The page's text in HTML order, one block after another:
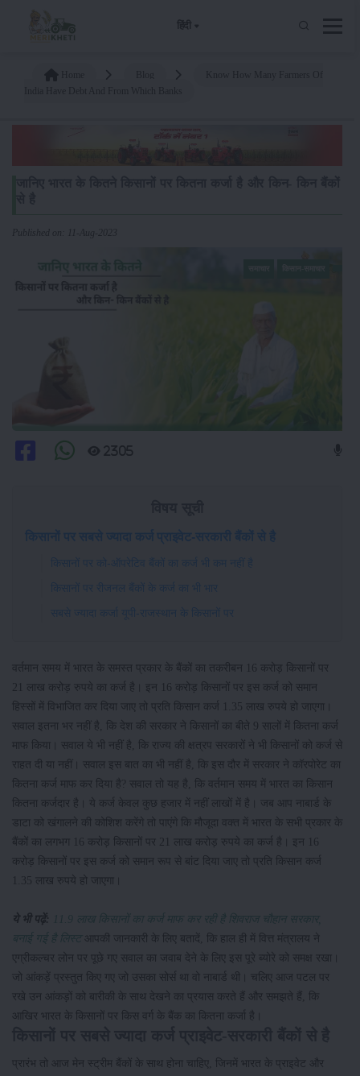
हिंदी
Published on: 11-Aug-2023
2305
किसानों पर सबसे ज्यादा कर्ज प्राइवेट-सरकारी बैंकों से है
किसानों पर को-ऑपरेटिव बैंकों का कर्ज भी कम नहीं है
किसानों पर रीजनल बैंकों के कर्ज का भी भार
सबसे ज्यादा कर्जा यूपी-राजस्थान के किसानों पर
वर्तमान समय में भारत के समस्त प्रकार के बैंकों का तकरीबन 16 करोड़ किसानों पर
21 लाख करोड़ रुपये का कर्ज है। इन 16 करोड़ किसानों पर इस कर्ज को समान
हिस्सों में विभाजित कर दिया जाए तो प्रति किसान कर्ज 1.35 लाख रुपये हो जाएगा।
सवाल इतना भर नहीं है, कि देश की सरकार ने किसानों का बीते 9 सालों में कितना कर्ज
माफ किया। सवाल ये भी नहीं है, कि राज्य की क्षत्रप सरकारों ने भी किसानों को कर्ज से
राहत दी या नहीं। सवाल इस बात का भी नहीं है, कि इस दौर में सरकार ने कॉरपोरेट का
कितना कर्ज माफ कर दिया है? सवाल तो यह है, कि वर्तमान समय में भारत का किसान
कितना कर्जदार है। ये कर्ज केवल कुछ हजार में नहीं लाखों में है। जब आप नाबार्ड के
डाटा को खंगालने की कोशिश करेंगे तो पाएंगे कि मौजूदा वक्त में भारत के सभी प्रकार के
बैंकों का लगभग 16 करोड़ किसानों पर 21 लाख करोड़ रुपये का कर्ज है। इन 16
करोड़ किसानों पर इस कर्ज को समान रूप से बांट दिया जाए तो प्रति किसान कर्ज
1.35 लाख रुपये हो जाएगा।
ये भी पढ़ें: 11.9 लाख किसानों का कर्ज माफ कर रही है शिवराज चौहान सरकार,
बनाई गई है लिस्ट
आपकी जानकारी के लिए बतादें, कि हाल ही में वित्त मंत्रालय ने
एग्रीकल्चर लोन पर पूछे गए सवाल का जवाब देने के लिए इस पूरे ब्योरे को समक्ष रखा।
जो आंकड़ें प्रस्तुत किए गए जो उसका सोर्स था वो नाबार्ड थी। चलिए आज पटल पर
रखे उन आंकड़ों को बारीकी के साथ देखने का प्रयास करते हैं और समझते हैं, कि
आखिर भारत के किसानों पर किस वर्ग के बैंक का कितना कर्जा है।
प्रारंभ तो आज मेन स्ट्रीम बैंकों के साथ होना चाहिए, जिनमें भारत के प्राइवेट और